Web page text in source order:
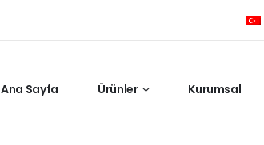
Ana Sayfa Ürünler Kurumsal